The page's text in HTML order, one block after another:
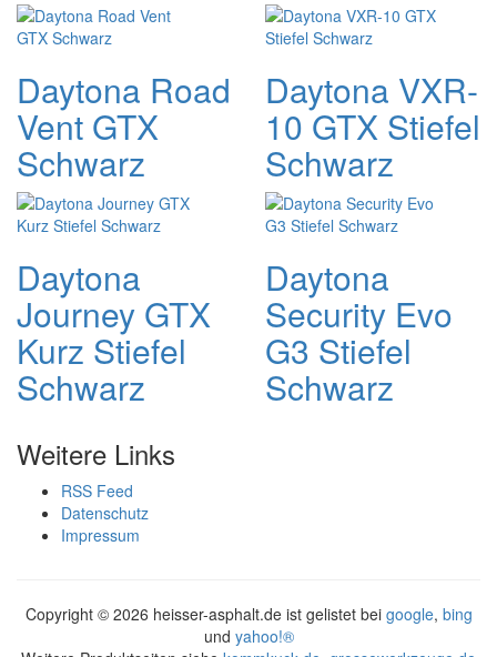
Daytona Road
Vent GTX
Schwarz
Daytona VXR-
10 GTX Stiefel
Schwarz
Daytona
Journey GTX
Kurz Stiefel
Schwarz
Daytona
Security Evo
G3 Stiefel
Schwarz
Weitere Links
RSS Feed
Datenschutz
Impressum
Copyright © 2026 heisser-asphalt.de ist gelistet bei google, bing
und yahoo!®